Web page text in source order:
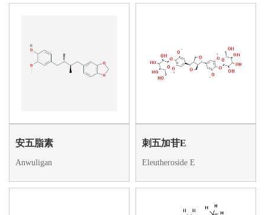
安五脂素
Anwuligan
刺五加苷E
Eleutheroside E